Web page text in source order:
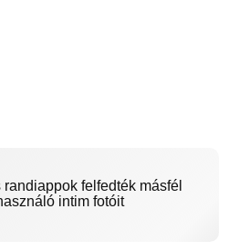
randiappok felfedték másfél
intim fotóit